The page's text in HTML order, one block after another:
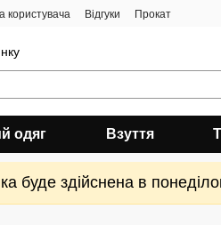
користувача Відгуки Прокат
одяг Взуття
буде здійснена в